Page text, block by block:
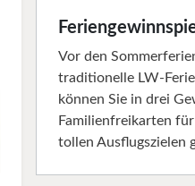
Vor den
traditionelle LW-
können Sie in drei
Familienfreikarten
tollen Ausflugszielen